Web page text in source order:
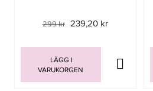
299 kr 239,20 kr
LÄGG I
VARUKORGEN